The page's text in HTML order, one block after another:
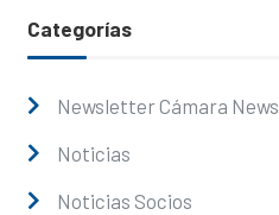
Categorías
Newsletter Cámara News
Noticias
Noticias Socios